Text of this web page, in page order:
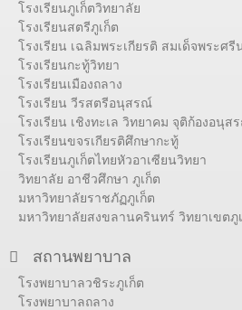
โรงเรียนภูเก็ตวิทยาลัย
โรงเรียนสตรีภูเก็ต
โรงเรียน เฉลิมพระเกียรติ สมเด็จพระศ
โรงเรียนกะทู้วิทยา
โรงเรียนเมืองถลาง
โรงเรียน วีรสตรีอนุสรณ์
โรงเรียน เชิงทะเล วิทยาคม จุติก้องอนุส
โรงเรียนขจรเกียรติศึกษากะทู้
โรงเรียนภูเก็ตไทยหัวอาเซียนวิทยา
วิทยาลัย อาชีวศึกษา ภูเก็ต
มหาวิทยาลัยราชภัฏภูเก็ต
มหาวิทยาลัยสงขลานครินทร์ วิทยาเขตภู
สถานพยาบาล
โรงพยาบาลวชิระภูเก็ต
โรงพยาบาลถลาง